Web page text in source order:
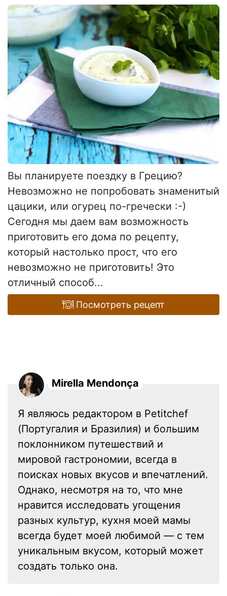
Вы планируете поездку в Грецию?
Невозможно не попробовать знаменитый
цацики, или огурец по-гречески :-)
Сегодня мы даем вам возможность
приготовить его дома по рецепту,
который настолько прост, что его
невозможно не приготовить! Это
отличный способ...
Посмотреть рецепт
Mirella Mendonça
Я являюсь редактором в Petitchef
(Португалия и Бразилия) и большим
поклонником путешествий и
мировой гастрономии, всегда в
поисках новых вкусов и впечатлений.
Однако, несмотря на то, что мне
нравится исследовать угощения
разных культур, кухня моей мамы
всегда будет моей любимой — с тем
уникальным вкусом, который может
создать только она.